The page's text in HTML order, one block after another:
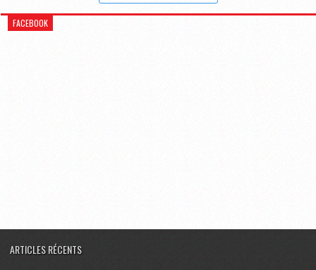
FACEBOOK
ARTICLES RÉCENTS